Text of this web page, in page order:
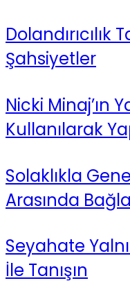
Dolandırıcılık
Şahsiyetler
Nicki Minaj’ın
Kullanılarak
Solaklıkla
Arasında
Seyahate
İle Tanışın